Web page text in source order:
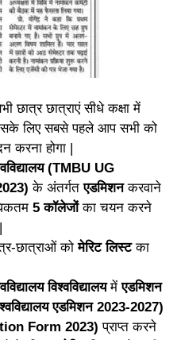
छात्र छात्राएं सीधे कक्षा में
लिए सबसे पहले आप सभी को
करना होगा |
(TMBU UG
के अंतर्गतएडमिशनकरवाने
5 कॉलेजोंका चयन करने
छात्राओं कोमेरिट लिस्टका
विश्वविद्यालयमेंएडमिशन
एडमिशन 2023-2027)
Form 2023)प्राप्त करने